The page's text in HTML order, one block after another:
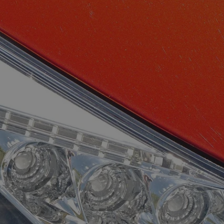
sesji.
sesji.
sesji.
usługę Cookie-
pliki cookie. Jest
Script.com
dla ich
dotyczące
polityki i
że ich
w przyszłych
zapewniając, że
a ich dane są
witrynę